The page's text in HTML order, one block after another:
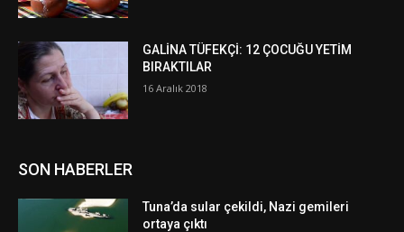
GALİNA TÜFEKÇİ: 12 ÇOCUĞU YETİM
BIRAKTILAR
16 Aralık 2018
SON HABERLER
Tuna’da sular çekildi, Nazi gemileri
ortaya çıktı